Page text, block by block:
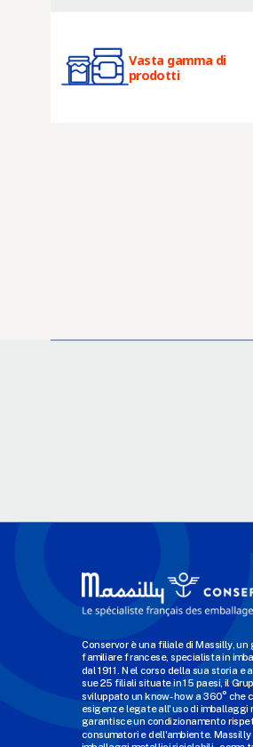
Vasta gamma di
prodotti
Conservor è una filiale di Massilly, un
familiare francese, specialista in
dal 1911. Nel corso della sua storia e
sue 25 filiali situate in 15 paesi, il
sviluppato un know-how a 360° che
esigenze legate all'uso di imballaggi
garantisce un condizionamento
consumatori e dell'ambiente.